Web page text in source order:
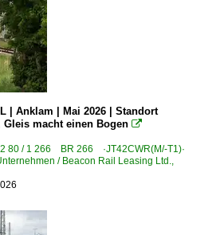
| Anklam | Mai 2026 | Standort
Gleis macht einen Bogen 
80 / 1 266 BR 266 ·JT42CWR(M/-T1)·
/ Beacon Rail Leasing Ltd.,